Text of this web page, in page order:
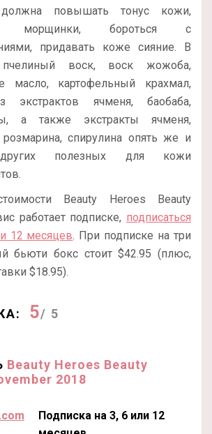
должна повышать тонус кожи,
морщинки, бороться с
придавать коже сияние. В
пчелиный воск, воск жожоба,
масло, картофельный крахмал,
экстрактов ячменя, баобаба,
а также экстракты ячменя,
спирулина опять же и
полезных для кожи
Beauty Heroes Beauty
работает подписке, подписаться
12 месяцев. При подписке на три
бьюти бокс стоит $42.95 (плюс,
$18.95).
5/ 5
Beauty Heroes Beauty
2018
Подписка на 3, 6 или 12